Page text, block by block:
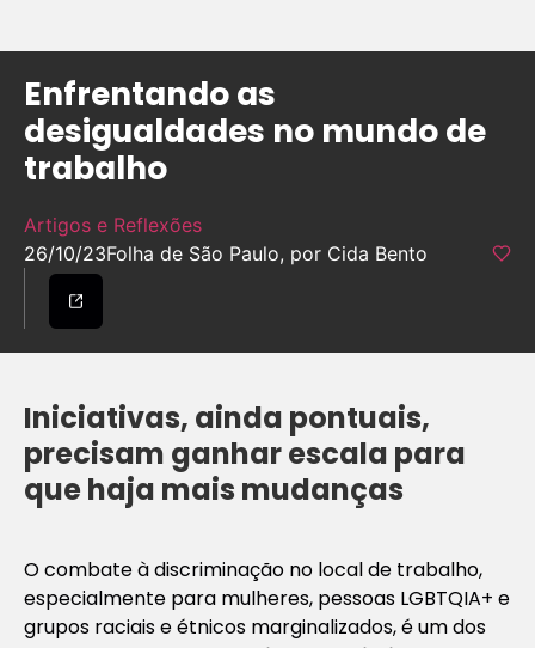
Enfrentando as
desigualdades no mundo de
trabalho
Artigos e Reflexões
26/10/23Folha de São Paulo, por Cida Bento
Iniciativas, ainda pontuais,
precisam ganhar escala para
que haja mais mudanças
O combate à discriminação no local de trabalho,
especialmente para mulheres, pessoas LGBTQIA+ e
grupos raciais e étnicos marginalizados, é um dos